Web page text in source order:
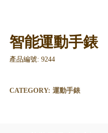
智能運動手錶
產品編號: 9244
CATEGORY: 運動手錶